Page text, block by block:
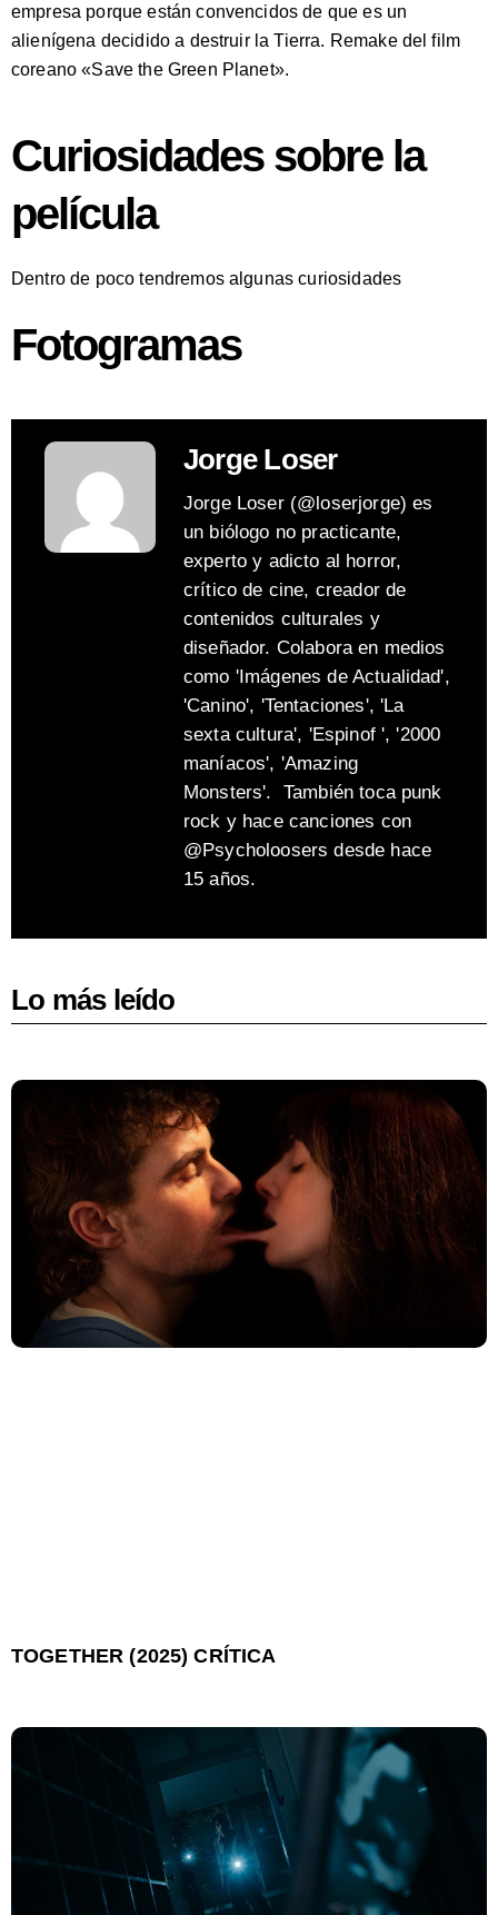
empresa porque están convencidos de que es un
alienígena decidido a destruir la Tierra. Remake del film
coreano «Save the Green Planet».
Curiosidades sobre la
película
Dentro de poco tendremos algunas curiosidades
Fotogramas
Jorge Loser
Jorge Loser (@loserjorge) es
un biólogo no practicante,
experto y adicto al horror,
crítico de cine, creador de
contenidos culturales y
diseñador. Colabora en medios
como 'Imágenes de Actualidad',
'Canino', 'Tentaciones', 'La
sexta cultura', 'Espinof ', '2000
maníacos', 'Amazing
Monsters'. También toca punk
rock y hace canciones con
@Psycholoosers desde hace
15 años.
Lo más leído
TOGETHER (2025) CRÍTICA